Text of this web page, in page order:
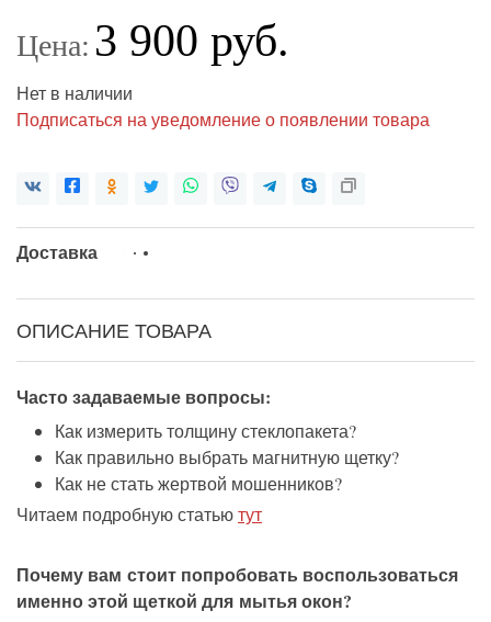
Цена: 3 900 руб.
Нет в наличии
Подписаться на уведомление о появлении товара
Доставка
ОПИСАНИЕ ТОВАРА
Часто задаваемые вопросы:
Как измерить толщину стеклопакета?
Как правильно выбрать магнитную щетку?
Как не стать жертвой мошенников?
Читаем подробную статьютут
Почему вам стоит попробовать воспользоваться
именно этой щеткой для мытья окон?